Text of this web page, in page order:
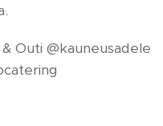
Outi @kauneusadele